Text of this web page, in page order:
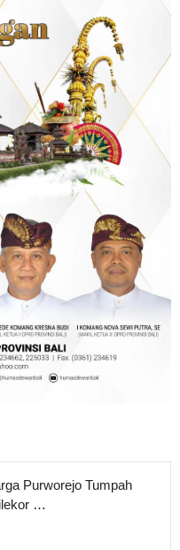
Purworejo Tumpah
…